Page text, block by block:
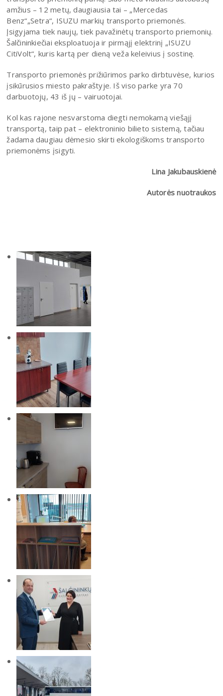
amžius – 12 metų, daugiausia tai – „Mercedas
Benz“„Setra“, ISUZU markių transporto priemonės.
Įsigyjama tiek naujų, tiek pavažinėtų transporto priemonių.
Šalčininkiečiai eksploatuoja ir pirmąjį elektrinį „ISUZU
CitiVolt“, kuris kartą per dieną veža keleivius į sostinę.
Transporto priemonės prižiūrimos parko dirbtuvėse, kurios
įsikūrusios miesto pakraštyje. Iš viso parke yra 70
darbuotojų, 43 iš jų – vairuotojai.
Kol kas rajone nesvarstoma diegti nemokamą viešąjį
transportą, taip pat – elektroninio bilieto sistemą, tačiau
žadama daugiau dėmesio skirti ekologiškoms transporto
priemonėms įsigyti.
Lina Jakubauskienė
Autorės nuotraukos